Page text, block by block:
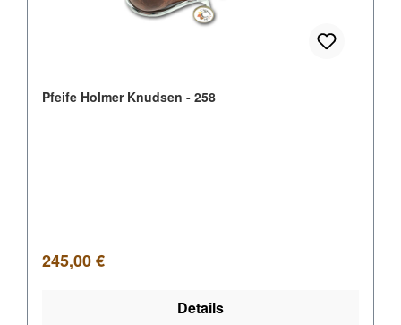
Pfeife Holmer Knudsen - 258
Regulärer Preis:
245,00 €
Details